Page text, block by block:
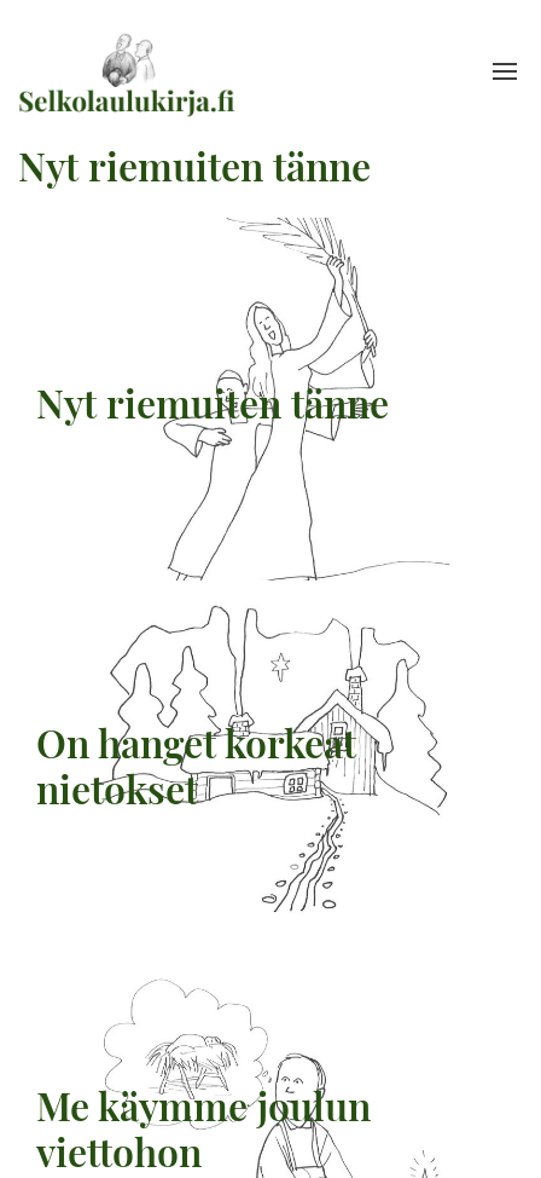
Nyt riemuiten tänne
Nyt riemuiten tänne
On hanget korkeat
nietokset
Me käymme joulun
viettohon